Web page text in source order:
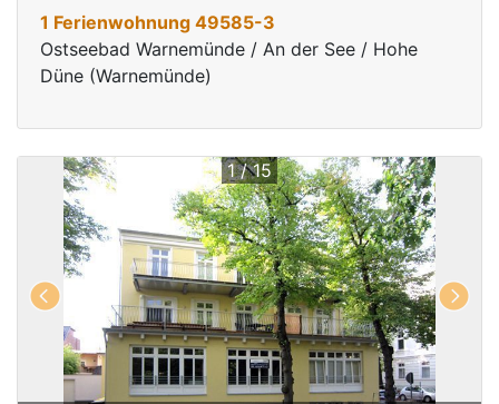
1 Ferienwohnung 49585-3
Ostseebad Warnemünde / An der See / Hohe
Düne (Warnemünde)
1 / 15